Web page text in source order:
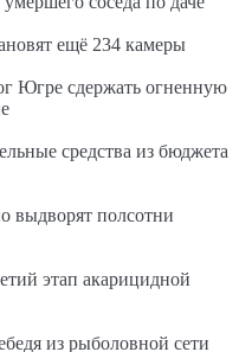
ещё 234 камеры
Югре сдержать огненную
средства из бюджета
выдворят полсотни
этап акарицидной
из рыболовной сети